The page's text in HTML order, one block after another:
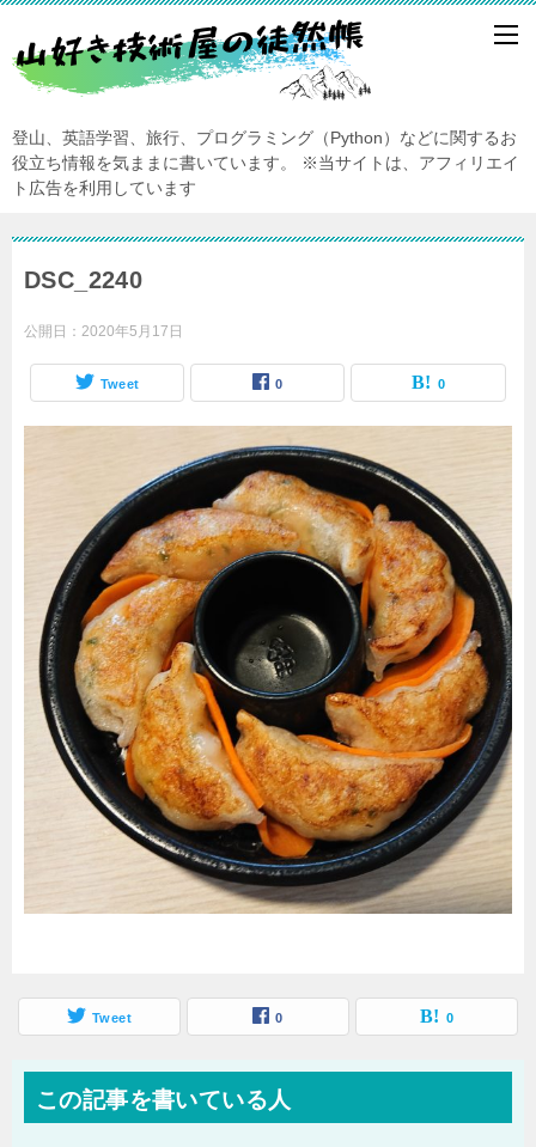
登山、英語学習、旅行、プログラミング（Python）などに関するお
役立ち情報を気ままに書いています。
※当サイトは、アフィリエイ
ト広告を利用しています
DSC_2240
公開日： 2020年5月17日
Tweet 0 0
Tweet 0 0
この記事を書いている人